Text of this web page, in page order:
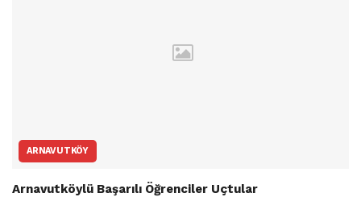
ARNAVUTKÖY
Arnavutköylü Başarılı Öğrenciler Uçtular